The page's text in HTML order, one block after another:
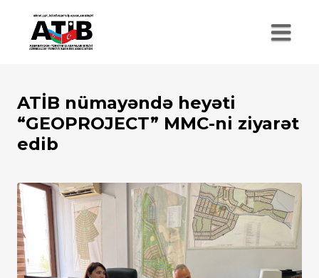
ATİB nümayəndə heyəti
“GEOPROJECT” MMC-ni ziyarət
edib